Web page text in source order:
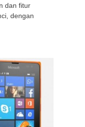
dan fitur
dengan